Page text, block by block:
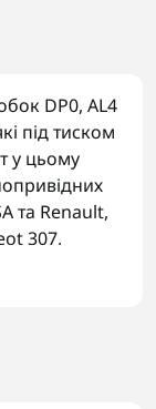
DP0, AL4
під тиском
у цьому
та Renault,
307,